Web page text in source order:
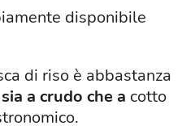
disponibile
di riso è abbastanza
a crudo che a cotto